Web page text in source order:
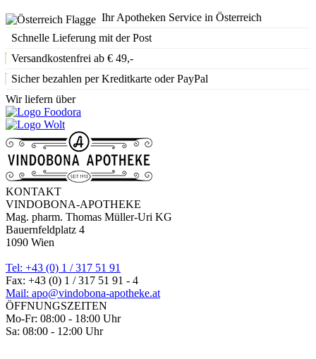
Ihr Apotheken Service in Österreich
Schnelle Lieferung mit der Post
Versandkostenfrei ab € 49,-
Sicher bezahlen per Kreditkarte oder PayPal
Wir liefern über
KONTAKT
VINDOBONA-APOTHEKE
Mag. pharm. Thomas Müller-Uri KG
Bauernfeldplatz 4
1090 Wien
Tel: +43 (0) 1 / 317 51 91
Fax: +43 (0) 1 / 317 51 91 - 4
Mail: apo@vindobona-apotheke.at
ÖFFNUNGSZEITEN
Mo-Fr: 08:00 - 18:00 Uhr
Sa: 08:00 - 12:00 Uhr